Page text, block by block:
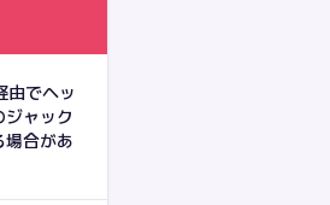
由でヘッ
ャック
場合があ